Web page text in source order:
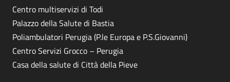
Centro multiservizi di Todi
Palazzo della Salute di Bastia
Poliambulatori Perugia (P.le Europa e P.S.Giovanni)
Centro Servizi Grocco – Perugia
Casa della salute di Città della Pieve